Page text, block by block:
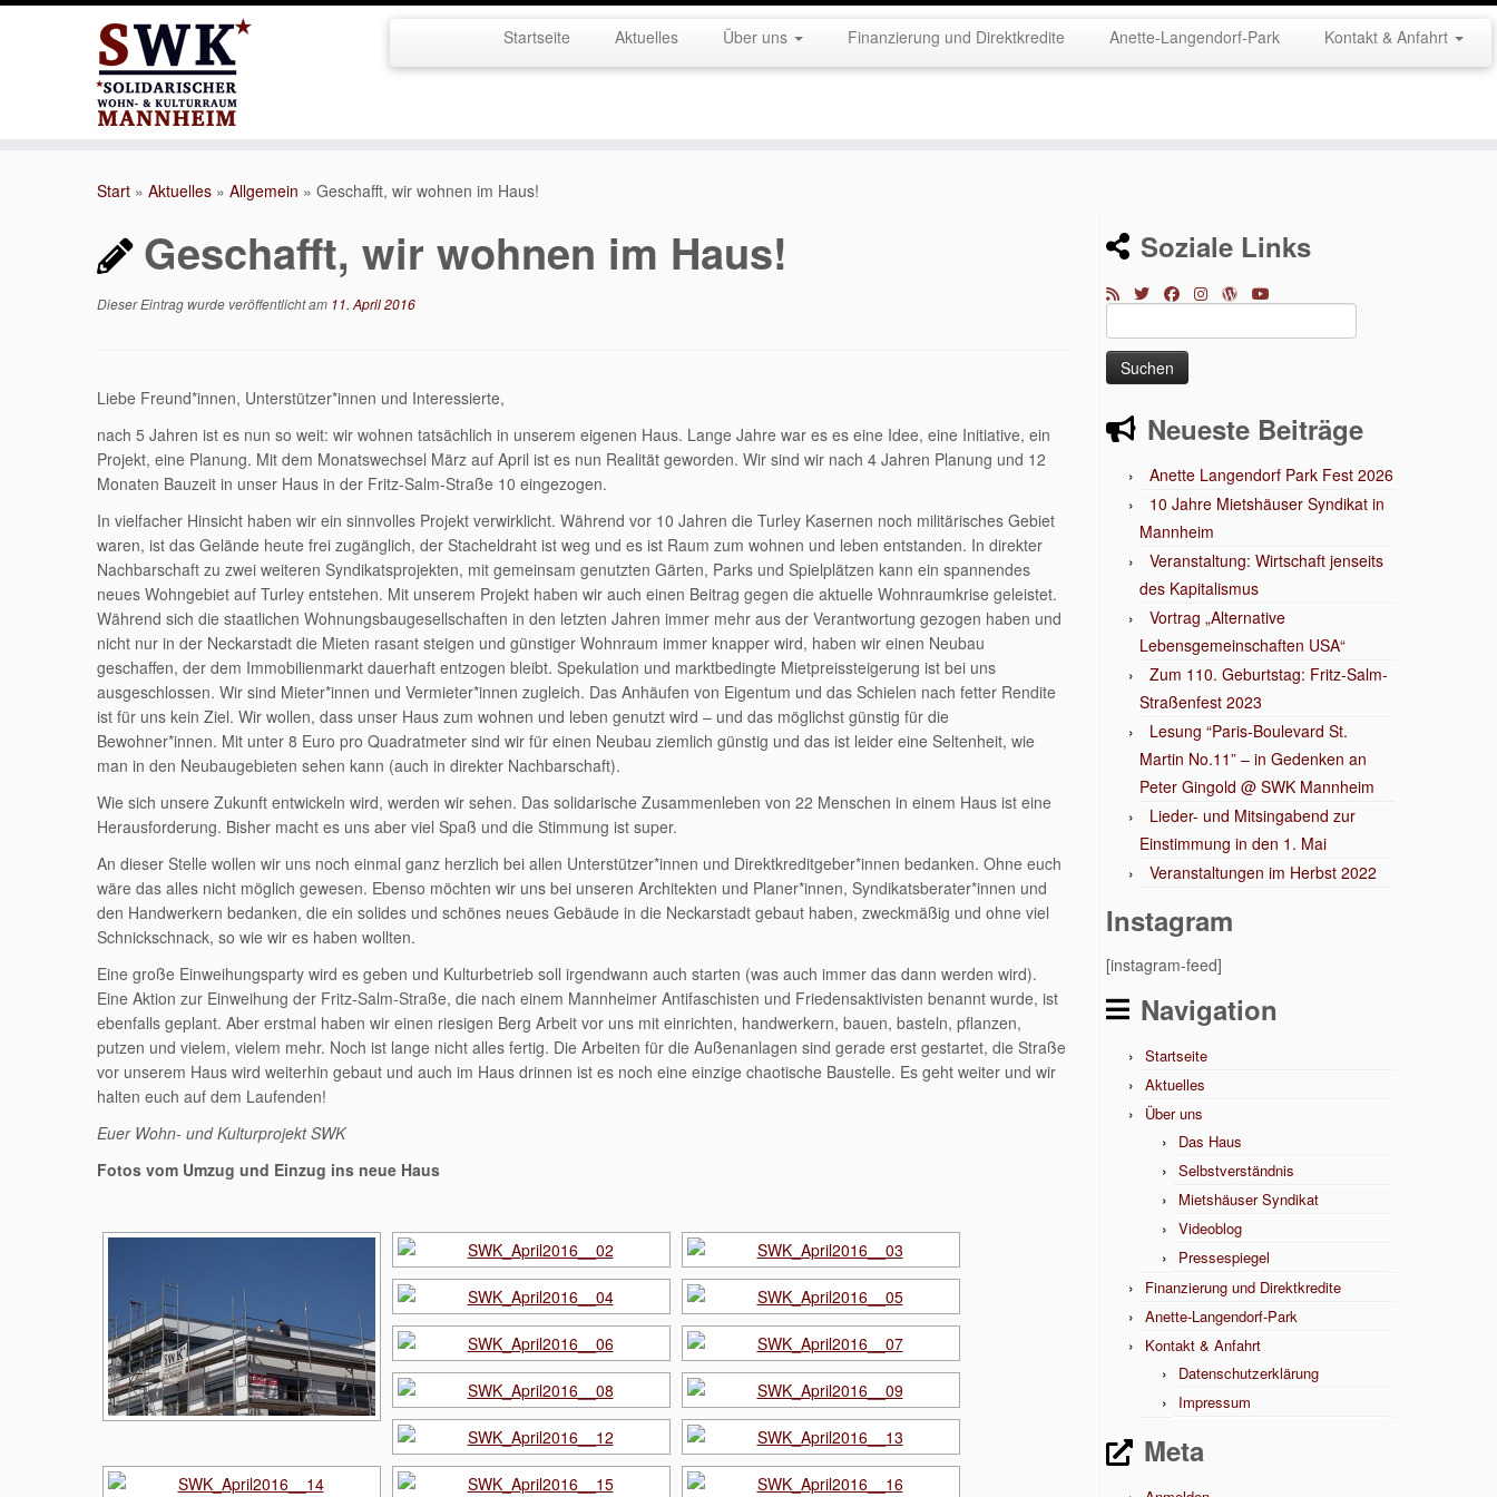
Startseite Aktuelles Über uns Finanzierung und Direktkredite Anette-Langendorf-Park Kontakt & Anfahrt
Start » Aktuelles » Allgemein » Geschafft, wir wohnen im Haus!
Geschafft, wir wohnen im Haus!
Dieser Eintrag wurde veröffentlicht am 11. April 2016
Liebe Freund*innen, Unterstützer*innen und Interessierte,
nach 5 Jahren ist es nun so weit: wir wohnen tatsächlich in unserem eigenen Haus. Lange Jahre war es es eine Idee, eine Initiative, ein
Projekt, eine Planung. Mit dem Monatswechsel März auf April ist es nun Realität geworden. Wir sind wir nach 4 Jahren Planung und 12
Monaten Bauzeit in unser Haus in der Fritz-Salm-Straße 10 eingezogen.
In vielfacher Hinsicht haben wir ein sinnvolles Projekt verwirklicht. Während vor 10 Jahren die Turley Kasernen noch militärisches Gebiet
waren, ist das Gelände heute frei zugänglich, der Stacheldraht ist weg und es ist Raum zum wohnen und leben entstanden. In direkter
Nachbarschaft zu zwei weiteren Syndikatsprojekten, mit gemeinsam genutzten Gärten, Parks und Spielplätzen kann ein spannendes
neues Wohngebiet auf Turley entstehen. Mit unserem Projekt haben wir auch einen Beitrag gegen die aktuelle Wohnraumkrise geleistet.
Während sich die staatlichen Wohnungsbaugesellschaften in den letzten Jahren immer mehr aus der Verantwortung gezogen haben und
nicht nur in der Neckarstadt die Mieten rasant steigen und günstiger Wohnraum immer knapper wird, haben wir einen Neubau
geschaffen, der dem Immobilienmarkt dauerhaft entzogen bleibt. Spekulation und marktbedingte Mietpreissteigerung ist bei uns
ausgeschlossen. Wir sind Mieter*innen und Vermieter*innen zugleich. Das Anhäufen von Eigentum und das Schielen nach fetter Rendite
ist für uns kein Ziel. Wir wollen, dass unser Haus zum wohnen und leben genutzt wird – und das möglichst günstig für die
Bewohner*innen. Mit unter 8 Euro pro Quadratmeter sind wir für einen Neubau ziemlich günstig und das ist leider eine Seltenheit, wie
man in den Neubaugebieten sehen kann (auch in direkter Nachbarschaft).
Wie sich unsere Zukunft entwickeln wird, werden wir sehen. Das solidarische Zusammenleben von 22 Menschen in einem Haus ist eine
Herausforderung. Bisher macht es uns aber viel Spaß und die Stimmung ist super.
An dieser Stelle wollen wir uns noch einmal ganz herzlich bei allen Unterstützer*innen und Direktkreditgeber*innen bedanken. Ohne euch
wäre das alles nicht möglich gewesen. Ebenso möchten wir uns bei unseren Architekten und Planer*innen, Syndikatsberater*innen und
den Handwerkern bedanken, die ein solides und schönes neues Gebäude in die Neckarstadt gebaut haben, zweckmäßig und ohne viel
Schnickschnack, so wie wir es haben wollten.
Eine große Einweihungsparty wird es geben und Kulturbetrieb soll irgendwann auch starten (was auch immer das dann werden wird).
Eine Aktion zur Einweihung der Fritz-Salm-Straße, die nach einem Mannheimer Antifaschisten und Friedensaktivisten benannt wurde, ist
ebenfalls geplant. Aber erstmal haben wir einen riesigen Berg Arbeit vor uns mit einrichten, handwerkern, bauen, basteln, pflanzen,
putzen und vielem, vielem mehr. Noch ist lange nicht alles fertig. Die Arbeiten für die Außenanlagen sind gerade erst gestartet, die Straße
vor unserem Haus wird weiterhin gebaut und auch im Haus drinnen ist es noch eine einzige chaotische Baustelle. Es geht weiter und wir
halten euch auf dem Laufenden!
Euer Wohn- und Kulturprojekt SWK
Fotos vom Umzug und Einzug ins neue Haus
Soziale Links
nach:
Neueste Beiträge
Anette Langendorf Park Fest 2026
10 Jahre Mietshäuser Syndikat in
Mannheim
Veranstaltung: Wirtschaft jenseits
des Kapitalismus
Vortrag „Alternative
Lebensgemeinschaften USA“
Zum 110. Geburtstag: Fritz-Salm-
Straßenfest 2023
Lesung “Paris-Boulevard St.
Martin No.11” – in Gedenken an
Peter Gingold @ SWK Mannheim
Lieder- und Mitsingabend zur
Einstimmung in den 1. Mai
Veranstaltungen im Herbst 2022
Instagram
[instagram-feed]
Navigation
Startseite
Aktuelles
Über uns
Das Haus
Selbstverständnis
Mietshäuser Syndikat
Videoblog
Pressespiegel
Finanzierung und Direktkredite
Anette-Langendorf-Park
Kontakt & Anfahrt
Datenschutzerklärung
Impressum
Meta